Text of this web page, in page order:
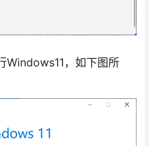
Windows11，如下图所